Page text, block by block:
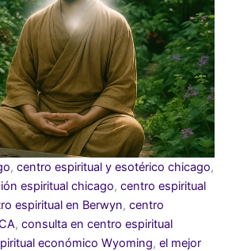
,centro espiritual y esotérico chicago,
espiritual chicago,centro espiritual
espiritual en Berwyn,centro
,consulta en centro espiritual
económico Wyoming,el mejor